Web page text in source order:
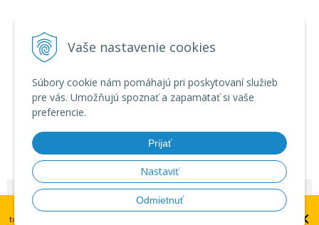
Vaše nastavenie cookies
Súbory cookie nám pomáhajú pri poskytovaní služieb
pre vás. Umožňujú spoznať a zapamätať si vaše
preferencie.
Prijať
Nastaviť
Odmietnuť
© 2026 Zábavná pyrotechnika - veľkoobchod •
e-shop Pohoda
UPOZORNENIE: dátum plánovaného doručenia platí pre doručenie
tovaru do centrálneho skladu v Brne. Doručenie na Slovensko do 14 dní
×